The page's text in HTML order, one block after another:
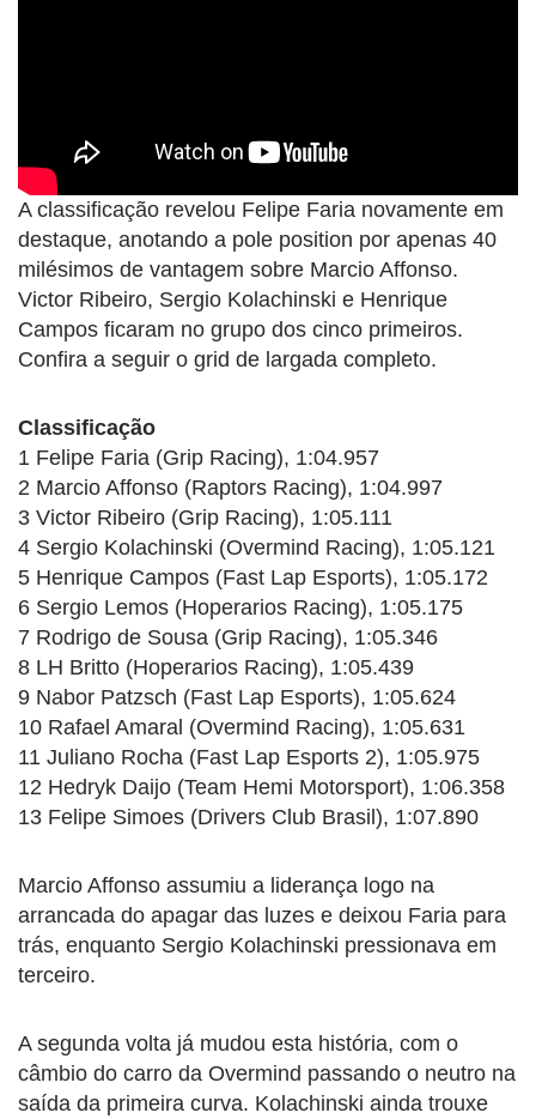
A classificação revelou Felipe Faria novamente em
destaque, anotando a pole position por apenas 40
milésimos de vantagem sobre Marcio Affonso.
Victor Ribeiro, Sergio Kolachinski e Henrique
Campos ficaram no grupo dos cinco primeiros.
Confira a seguir o grid de largada completo.
Classificação
1 Felipe Faria (Grip Racing), 1:04.957
2 Marcio Affonso (Raptors Racing), 1:04.997
3 Victor Ribeiro (Grip Racing), 1:05.111
4 Sergio Kolachinski (Overmind Racing), 1:05.121
5 Henrique Campos (Fast Lap Esports), 1:05.172
6 Sergio Lemos (Hoperarios Racing), 1:05.175
7 Rodrigo de Sousa (Grip Racing), 1:05.346
8 LH Britto (Hoperarios Racing), 1:05.439
9 Nabor Patzsch (Fast Lap Esports), 1:05.624
10 Rafael Amaral (Overmind Racing), 1:05.631
11 Juliano Rocha (Fast Lap Esports 2), 1:05.975
12 Hedryk Daijo (Team Hemi Motorsport), 1:06.358
13 Felipe Simoes (Drivers Club Brasil), 1:07.890
Marcio Affonso assumiu a liderança logo na
arrancada do apagar das luzes e deixou Faria para
trás, enquanto Sergio Kolachinski pressionava em
terceiro.
A segunda volta já mudou esta história, com o
câmbio do carro da Overmind passando o neutro na
saída da primeira curva. Kolachinski ainda trouxe